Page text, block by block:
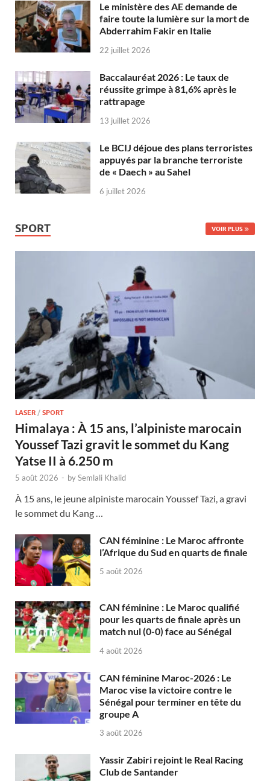
Le ministère des AE demande de
faire toute la lumière sur la mort de
Abderrahim Fakir en Italie
22 juillet 2026
Baccalauréat 2026 : Le taux de
réussite grimpe à 81,6% après le
rattrapage
13 juillet 2026
Le BCIJ déjoue des plans terroristes
appuyés par la branche terroriste
de « Daech » au Sahel
6 juillet 2026
SPORT VOIR PLUS
LASER / SPORT
Himalaya : À 15 ans, l’alpiniste marocain
Youssef Tazi gravit le sommet du Kang
Yatse II à 6.250 m
5 août 2026 - bySemlali Khalid
À 15 ans, le jeune alpiniste marocain Youssef Tazi, a gravi
le sommet du Kang …
CAN féminine : Le Maroc affronte
l’Afrique du Sud en quarts de finale
5 août 2026
CAN féminine : Le Maroc qualifié
pour les quarts de finale après un
match nul (0-0) face au Sénégal
4 août 2026
CAN féminine Maroc-2026 : Le
Maroc vise la victoire contre le
Sénégal pour terminer en tête du
groupe A
3 août 2026
Yassir Zabiri rejoint le Real Racing
Club de Santander